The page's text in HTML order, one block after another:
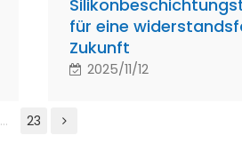
für eine
Zukunft
2025/11/12
... 23